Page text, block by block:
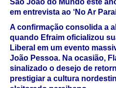
em entrevista ao ‘No Ar
A confirmação consolida a
quando Efraim oficializou
Liberal em um evento
João Pessoa. Na ocasião,
sinalizado o desejo de
prestigiar a cultura